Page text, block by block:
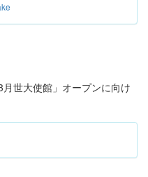
世大使館」オープンに向け